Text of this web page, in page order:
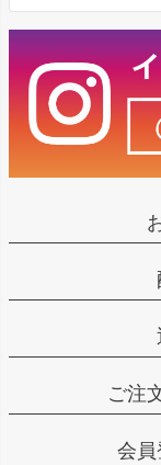
ご注
会員